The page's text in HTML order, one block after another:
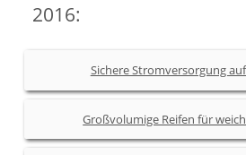
2016:
Sichere Stromversorgung
Großvolumige Reifen für